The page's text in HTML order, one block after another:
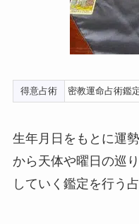
得意占術 密教運命占術鑑
生年月日をもとに運
から天体や曜日の巡
していく鑑定を行う占